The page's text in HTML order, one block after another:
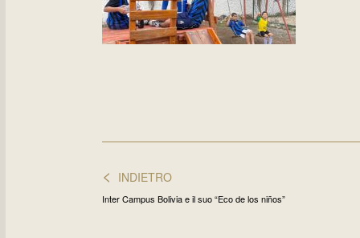
< INDIETRO
Inter Campus Bolivia e il suo “Eco de los niños”